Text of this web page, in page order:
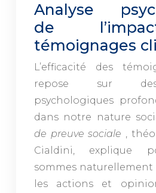
Analyse
de
témoignages
L’efficacité des
repose sur
psychologiques
dans notre nature
de preuve sociale ,
Cialdini, explique
sommes naturellement
les actions et